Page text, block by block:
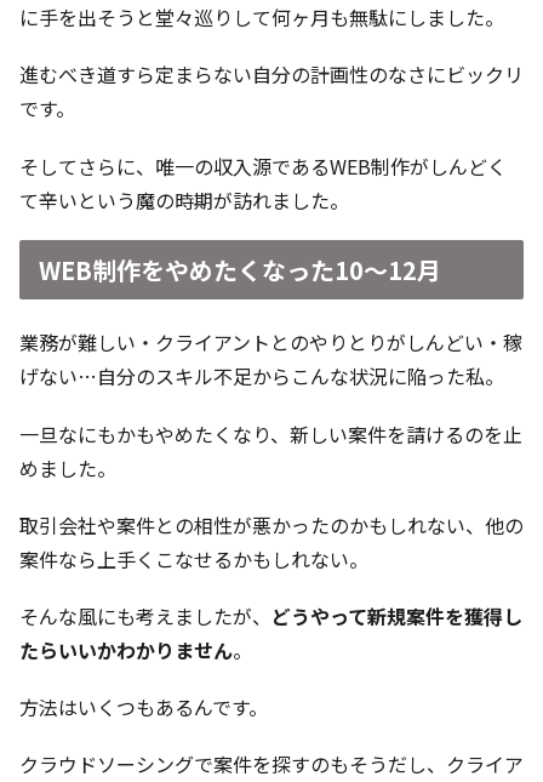
に手を出そうと堂々巡りして何ヶ月も無駄にしました。
進むべき道すら定まらない自分の計画性のなさにビックリ
です。
そしてさらに、唯一の収入源であるWEB制作がしんどく
て辛いという魔の時期が訪れました。
WEB制作をやめたくなった10〜12月
業務が難しい・クライアントとのやりとりがしんどい・稼
げない…自分のスキル不足からこんな状況に陥った私。
一旦なにもかもやめたくなり、新しい案件を請けるのを止
めました。
取引会社や案件との相性が悪かったのかもしれない、他の
案件なら上手くこなせるかもしれない。
そんな風にも考えましたが、 どうやって新規案件を獲得し
たらいいかわかりません。
方法はいくつもあるんです。
クラウドソーシングで案件を探すのもそうだし、クライア